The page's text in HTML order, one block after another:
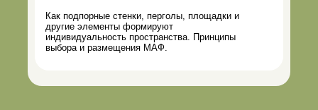
Как подпорные стенки, перголы, площадки и
другие элементы формируют
индивидуальность пространства. Принципы
выбора и размещения МАФ.